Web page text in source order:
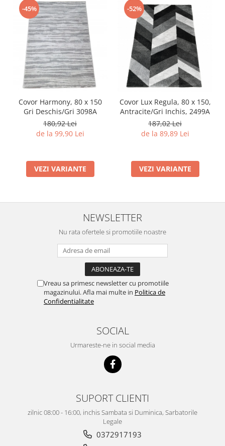
-45%
Covor Harmony, 80 x 150
Gri Deschis/Gri 3098A
180,92 Lei
de la 99,90 Lei
VEZI VARIANTE
-52%
Covor Lux Regula, 80 x 150,
Antracite/Gri Inchis, 2499A
187,02 Lei
de la 89,89 Lei
VEZI VARIANTE
NEWSLETTER
Nu rata ofertele si promotiile noastre
Vreau sa primesc newsletter cu promotiile
magazinului. Afla mai multe in Politica de
Confidentialitate
SOCIAL
Urmareste-ne in social media
SUPORT CLIENTI
zilnic 08:00 - 16:00, inchis Sambata si Duminica, Sarbatorile
Legale
0372917193